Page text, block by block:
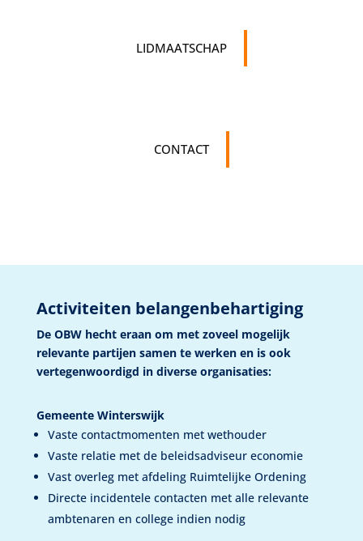
LIDMAATSCHAP
CONTACT
Activiteiten belangenbehartiging
De OBW hecht eraan om met zoveel mogelijk
relevante partijen samen te werken en is ook
vertegenwoordigd in diverse organisaties:
Gemeente Winterswijk
Vaste contactmomenten met wethouder
Vaste relatie met de beleidsadviseur economie
Vast overleg met afdeling Ruimtelijke Ordening
Directe incidentele contacten met alle relevante
ambtenaren en college indien nodig